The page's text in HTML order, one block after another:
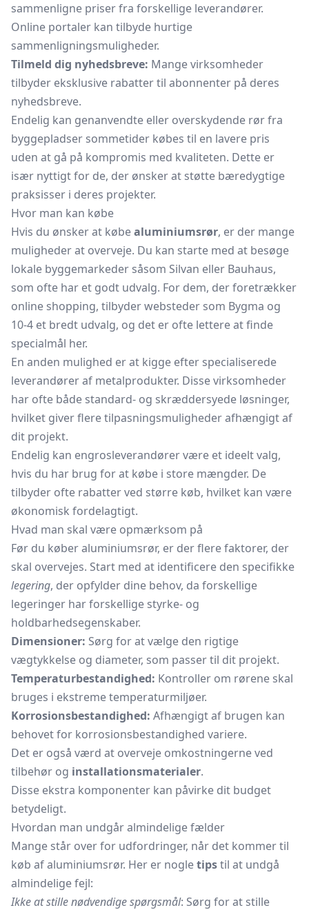
sammenligne priser fra forskellige leverandører.
Online portaler kan tilbyde hurtige
sammenligningsmuligheder.
Tilmeld dig nyhedsbreve: Mange virksomheder
tilbyder eksklusive rabatter til abonnenter på deres
nyhedsbreve.
Endelig kan genanvendte eller overskydende rør fra
byggepladser sommetider købes til en lavere pris
uden at gå på kompromis med kvaliteten. Dette er
især nyttigt for de, der ønsker at støtte bæredygtige
praksisser i deres projekter.
Hvor man kan købe
Hvis du ønsker at købealuminiumsrør, er der mange
muligheder at overveje. Du kan starte med at besøge
lokale byggemarkeder såsom Silvan eller Bauhaus,
som ofte har et godt udvalg. For dem, der foretrækker
online shopping, tilbyder websteder som Bygma og
10-4 et bredt udvalg, og det er ofte lettere at finde
specialmål her.
En anden mulighed er at kigge efter specialiserede
leverandører af metalprodukter. Disse virksomheder
har ofte både standard- og skræddersyede løsninger,
hvilket giver flere tilpasningsmuligheder afhængigt af
dit projekt.
Endelig kan engrosleverandører være et ideelt valg,
hvis du har brug for at købe i store mængder. De
tilbyder ofte rabatter ved større køb, hvilket kan være
økonomisk fordelagtigt.
Hvad man skal være opmærksom på
Før du køber aluminiumsrør, er der flere faktorer, der
skal overvejes. Start med at identificere den specifikke
legering, der opfylder dine behov, da forskellige
legeringer har forskellige styrke- og
holdbarhedsegenskaber.
Dimensioner: Sørg for at vælge den rigtige
vægtykkelse og diameter, som passer til dit projekt.
Temperaturbestandighed: Kontroller om rørene skal
bruges i ekstreme temperaturmiljøer.
Korrosionsbestandighed: Afhængigt af brugen kan
behovet for korrosionsbestandighed variere.
Det er også værd at overveje omkostningerne ved
tilbehør og installationsmaterialer.
Disse ekstra komponenter kan påvirke dit budget
betydeligt.
Hvordan man undgår almindelige fælder
Mange står over for udfordringer, når det kommer til
køb af aluminiumsrør. Her er nogletipstil at undgå
almindelige fejl:
Ikke at stille nødvendige spørgsmål: Sørg for at stille